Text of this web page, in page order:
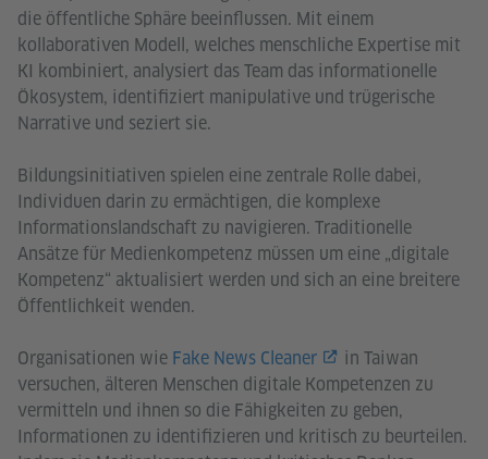
die öffentliche Sphäre beeinflussen. Mit einem
kollaborativen Modell, welches menschliche Expertise mit
KI kombiniert, analysiert das Team das informationelle
Ökosystem, identifiziert manipulative und trügerische
Narrative und seziert sie.
Bildungsinitiativen spielen eine zentrale Rolle dabei,
Individuen darin zu ermächtigen, die komplexe
Informationslandschaft zu navigieren. Traditionelle
Ansätze für Medienkompetenz müssen um eine „digitale
Kompetenz“ aktualisiert werden und sich an eine breitere
Öffentlichkeit wenden.
Organisationen wie Fake News Cleaner
in Taiwan
versuchen, älteren Menschen digitale Kompetenzen zu
vermitteln und ihnen so die Fähigkeiten zu geben,
Informationen zu identifizieren und kritisch zu beurteilen.